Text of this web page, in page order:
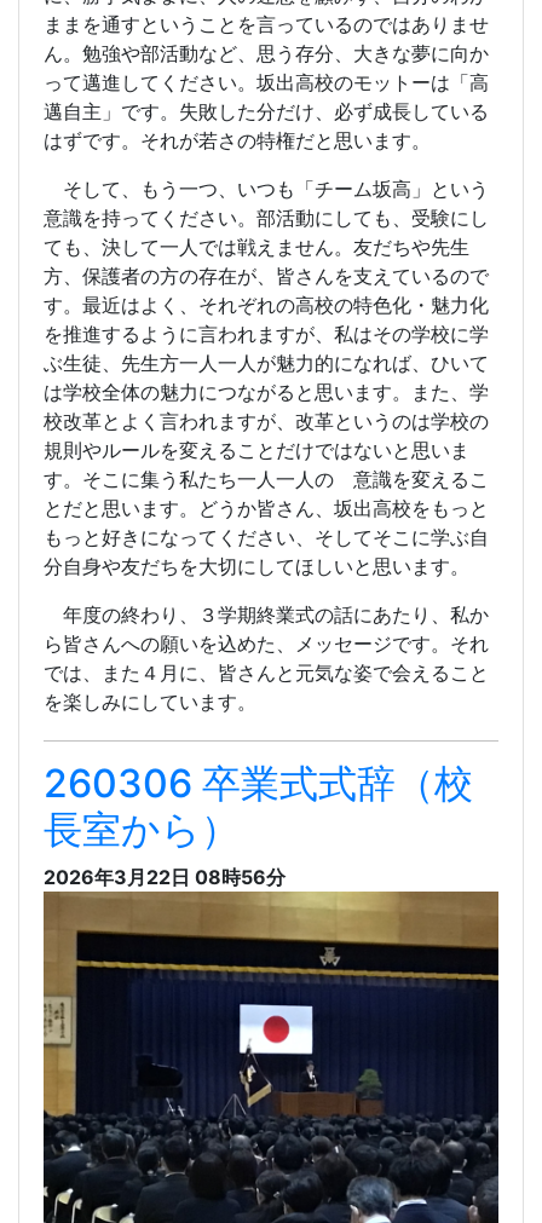
ままを通すということを言っているのではありませ
ん。勉強や部活動など、思う存分、大きな夢に向か
って邁進してください。坂出高校のモットーは「高
邁自主」です。失敗した分だけ、必ず成長している
はずです。それが若さの特権だと思います。
そして、もう一つ、いつも「チーム坂高」という
意識を持ってください。部活動にしても、受験にし
ても、決して一人では戦えません。友だちや先生
方、保護者の方の存在が、皆さんを支えているので
す。最近はよく、それぞれの高校の特色化・魅力化
を推進するように言われますが、私はその学校に学
ぶ生徒、先生方一人一人が魅力的になれば、ひいて
は学校全体の魅力につながると思います。また、学
校改革とよく言われますが、改革というのは学校の
規則やルールを変えることだけではないと思いま
す。そこに集う私たち一人一人の 意識を変えるこ
とだと思います。どうか皆さん、坂出高校をもっと
もっと好きになってください、そしてそこに学ぶ自
分自身や友だちを大切にしてほしいと思います。
年度の終わり、３学期終業式の話にあたり、私か
ら皆さんへの願いを込めた、メッセージです。それ
では、また４月に、皆さんと元気な姿で会えること
を楽しみにしています。
260306 卒業式式辞（校
長室から）
2026年3月22日 08時56分